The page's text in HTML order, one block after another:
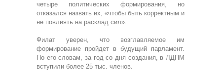
четыре политических формирования, но
отказался назвать их, «чтобы быть корректным и
не повлиять на расклад сил».
Филат уверен, что возглавляемое им
формирование пройдет в будущий парламент.
По его словам, за год со дня создания, в ЛДПМ
вступили более 25 тыс. членов.